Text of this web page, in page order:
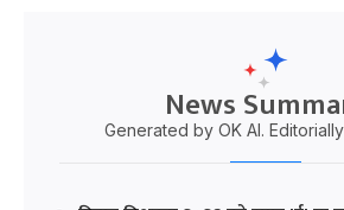
News
Generated by OK AI.